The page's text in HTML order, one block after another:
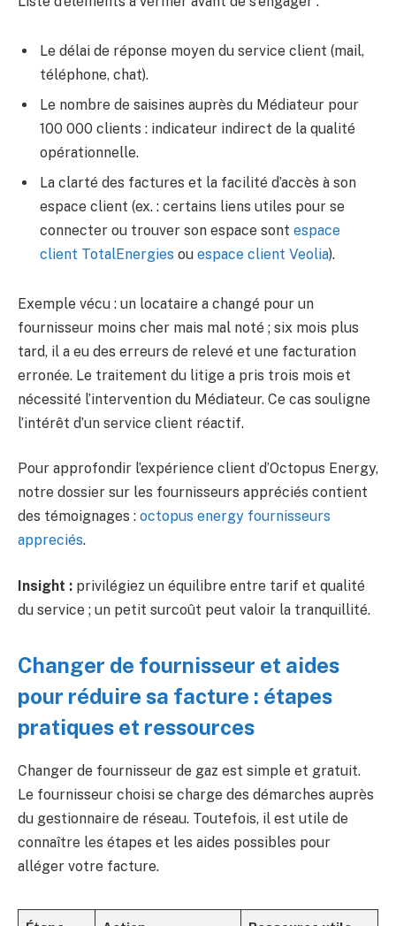
Le délai de réponse moyen du service client (mail,
téléphone, chat).
Le nombre de saisines auprès du Médiateur pour
100 000 clients : indicateur indirect de la qualité
opérationnelle.
La clarté des factures et la facilité d’accès à son
espace client (ex. : certains liens utiles pour se
connecter ou trouver son espace sont espace
client TotalEnergies ou espace client Veolia).
Exemple vécu : un locataire a changé pour un
fournisseur moins cher mais mal noté ; six mois plus
tard, il a eu des erreurs de relevé et une facturation
erronée. Le traitement du litige a pris trois mois et
nécessité l’intervention du Médiateur. Ce cas souligne
l’intérêt d’un service client réactif.
Pour approfondir l’expérience client d’Octopus Energy,
notre dossier sur les fournisseurs appréciés contient
des témoignages : octopus energy fournisseurs
appreciés.
Insight : privilégiez un équilibre entre tarif et qualité
du service ; un petit surcoût peut valoir la tranquillité.
Changer de fournisseur et aides
pour réduire sa facture : étapes
pratiques et ressources
Changer de fournisseur de gaz est simple et gratuit.
Le fournisseur choisi se charge des démarches auprès
du gestionnaire de réseau. Toutefois, il est utile de
connaître les étapes et les aides possibles pour
alléger votre facture.